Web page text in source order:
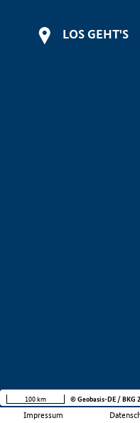
LOS GEHT'S
Impressum
100 km © Geobasis-DE / BKG